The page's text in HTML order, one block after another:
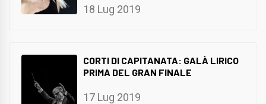
18 Lug 2019
CORTI DI CAPITANATA: GALÀ LIRICO
PRIMA DEL GRAN FINALE
17 Lug 2019